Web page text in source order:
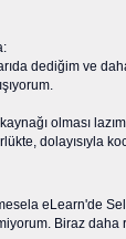
dediğim ve
olması
dolayısıyla
eLearn'de
Biraz daha